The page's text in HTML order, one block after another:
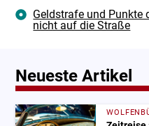
Geldstrafe und Punkte
nicht auf die Straße
Neueste Artikel